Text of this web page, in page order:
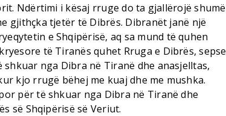
Ndërtimi i kësaj rruge do ta gjallërojë shumë
gjithçka tjetër të Dibrës. Dibranët janë një
e Shqipërisë, aq sa mund të quhen
të Tiranës quhet Rruga e Dibrës, sepse
nga Dibra në Tiranë dhe anasjelltas,
kjo rrugë bëhej me kuaj dhe me mushka.
për të shkuar nga Dibra në Tiranë dhe
së Shqipërisë së Veriut.